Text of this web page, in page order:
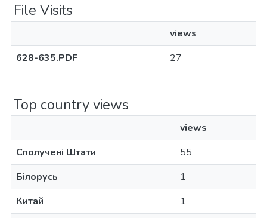
File Visits
views
628-635.PDF
27
Top country views
views
Сполучені Штати
55
Білорусь
1
Китай
1